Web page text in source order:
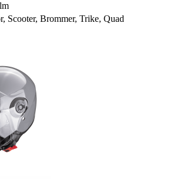
Scooter, Brommer, Trike, Quad